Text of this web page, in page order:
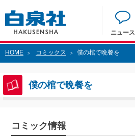
ニュース
HOME > コミックス > 僕の棺で晩餐を
僕の棺で晩餐を
コミック情報